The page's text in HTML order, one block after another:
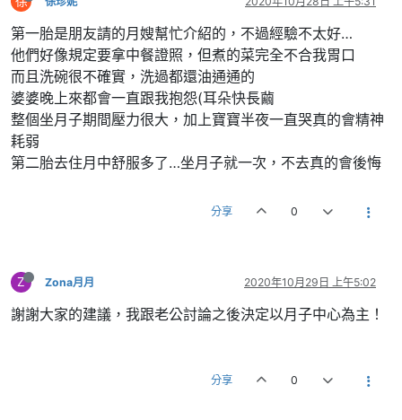
第一胎是朋友請的月嫂幫忙介紹的，不過經驗不太好…
他們好像規定要拿中餐證照，但煮的菜完全不合我胃口
而且洗碗很不確實，洗過都還油通通的
婆婆晚上來都會一直跟我抱怨(耳朵快長繭
整個坐月子期間壓力很大，加上寶寶半夜一直哭真的會精神
耗弱
第二胎去住月中舒服多了…坐月子就一次，不去真的會後悔
分享 0
Z Zona月月 2020年10月29日 上午5:02
謝謝大家的建議，我跟老公討論之後決定以月子中心為主！
分享 0